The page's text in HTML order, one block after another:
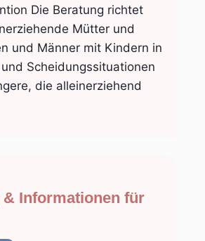
Die Beratung richtet
Mütter und
und Männer mit Kindern in
Scheidungssituationen
die alleinerziehend
& Informationen für